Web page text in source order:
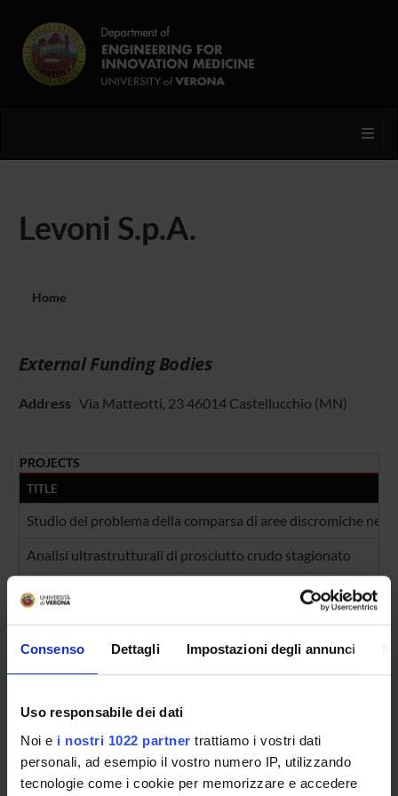
Consenso Dettagli Impostazioni degli annunci
Uso responsabile dei dati
Noi e i nostri 1022 partner trattiamo i vostri dati
personali, ad esempio il vostro numero IP, utilizzando
tecnologie come i cookie per memorizzare e accedere
Levoni S.p.A.
Home
External Funding Bodies
Address Via Matteotti, 23 46014 Castellucchio (MN)
PROJECTS
TITLE
Studio del problema della comparsa di aree discromiche nel
Analisi ultrastrutturali di prosciutto crudo stagionato
Impiego di tecnologie avanzate nella tracciabilità e
YEAR
NUMBER
Contacts